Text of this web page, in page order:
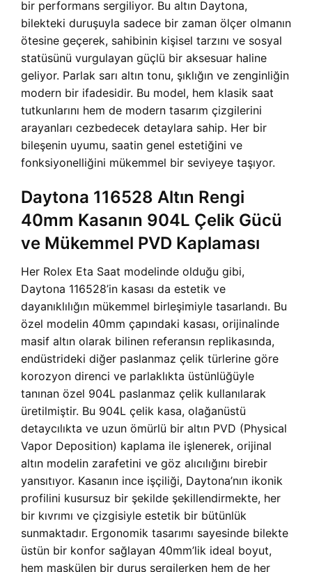
bir performans sergiliyor. Bu altın Daytona,
bilekteki duruşuyla sadece bir zaman ölçer olmanın
ötesine geçerek, sahibinin kişisel tarzını ve sosyal
statüsünü vurgulayan güçlü bir aksesuar haline
geliyor. Parlak sarı altın tonu, şıklığın ve zenginliğin
modern bir ifadesidir. Bu model, hem klasik saat
tutkunlarını hem de modern tasarım çizgilerini
arayanları cezbedecek detaylara sahip. Her bir
bileşenin uyumu, saatin genel estetiğini ve
fonksiyonelliğini mükemmel bir seviyeye taşıyor.
Daytona 116528 Altın Rengi
40mm Kasanın 904L Çelik Gücü
ve Mükemmel PVD Kaplaması
Her Rolex Eta Saat modelinde olduğu gibi,
Daytona 116528’in kasası da estetik ve
dayanıklılığın mükemmel birleşimiyle tasarlandı. Bu
özel modelin 40mm çapındaki kasası, orijinalinde
masif altın olarak bilinen referansın replikasında,
endüstrideki diğer paslanmaz çelik türlerine göre
korozyon direnci ve parlaklıkta üstünlüğüyle
tanınan özel 904L paslanmaz çelik kullanılarak
üretilmiştir. Bu 904L çelik kasa, olağanüstü
detaycılıkta ve uzun ömürlü bir altın PVD (Physical
Vapor Deposition) kaplama ile işlenerek, orijinal
altın modelin zarafetini ve göz alıcılığını birebir
yansıtıyor. Kasanın ince işçiliği, Daytona’nın ikonik
profilini kusursuz bir şekilde şekillendirmekte, her
bir kıvrımı ve çizgisiyle estetik bir bütünlük
sunmaktadır. Ergonomik tasarımı sayesinde bilekte
üstün bir konfor sağlayan 40mm’lik ideal boyut,
hem maskülen bir duruş sergilerken hem de her